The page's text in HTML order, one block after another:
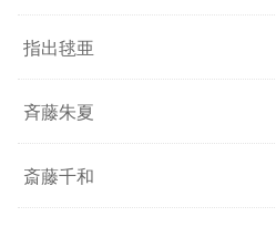
指出毬亜
斉藤朱夏
斎藤千和